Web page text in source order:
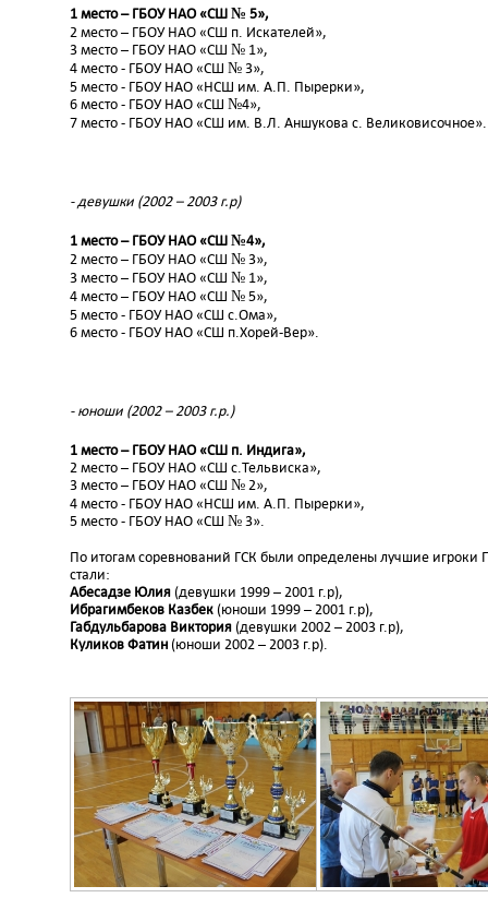
1 место – ГБОУ НАО «СШ № 5»,
2 место – ГБОУ НАО «СШ п. Искателей»,
3 место – ГБОУ НАО «СШ № 1»,
4 место - ГБОУ НАО «СШ № 3»,
5 место - ГБОУ НАО «НСШ им. А.П. Пырерки»,
6 место - ГБОУ НАО «СШ №4»,
7 место - ГБОУ НАО «СШ им. В.Л. Аншукова с. Великовисочное».
- девушки (2002 – 2003 г.р)
1 место – ГБОУ НАО «СШ №4»,
2 место – ГБОУ НАО «СШ № 3»,
3 место – ГБОУ НАО «СШ № 1»,
4 место – ГБОУ НАО «СШ № 5»,
5 место - ГБОУ НАО «СШ с.Ома»,
6 место - ГБОУ НАО «СШ п.Хорей-Вер».
- юноши (2002 – 2003 г.р.)
1 место – ГБОУ НАО «СШ п. Индига»,
2 место – ГБОУ НАО «СШ с.Тельвиска»,
3 место – ГБОУ НАО «СШ № 2»,
4 место - ГБОУ НАО «НСШ им. А.П. Пырерки»,
5 место - ГБОУ НАО «СШ № 3».
По итогам соревнований ГСК были определены лучшие игроки
стали:
Абесадзе Юлия(девушки 1999 – 2001 г.р),
Ибрагимбеков Казбек(юноши 1999 – 2001 г.р),
Габдульбарова Виктория(девушки 2002 – 2003 г.р),
Куликов Фатин(юноши 2002 – 2003 г.р).